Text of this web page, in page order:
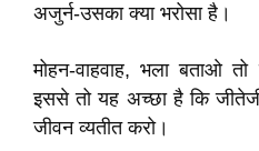
अजुर्न-उसका क्या भरोसा है।
मोहन-वाहवाह, भला बताओ
इससे तो यह अच्छा है कि
जीवन व्यतीत करो।